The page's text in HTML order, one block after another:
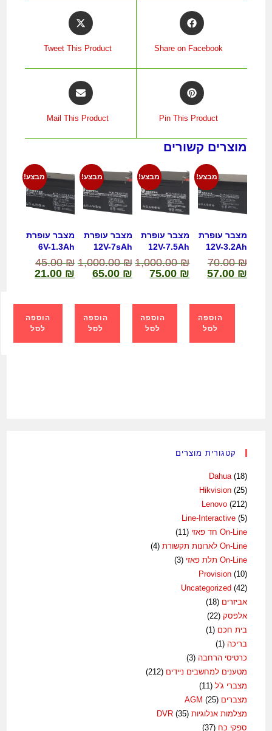
Share on Facebook
Tweet This Product
Pin This Product
Mail This Product
מוצרים קשורים
מבצע!
מצבר עופרת
12V-3.2Ah
70.00₪
57.00 ₪
הוספה
לסל
מבצע!
מצבר עופרת
12V-7.5Ah
1,000.00₪
75.00 ₪
הוספה
לסל
מבצע!
מצבר עופרת
12V-7sAh
1,000.00₪
65.00 ₪
הוספה
לסל
מבצע!
מצבר עופרת
6V-1.3Ah
45.00₪
21.00 ₪
הוספה
לסל
קטגורית מוצרים
Dahua (18)
Hikvision (25)
Lenovo (212)
Line-Interactive (5)
On-Line חד פאזי
(11)
On-Line לארונות תקשורת
(4)
On-Line תלת פאזי
(3)
Provision (10)
Uncategorized (42)
אביזרים (18)
אלפסק (22)
בית חכם (1)
בריכה (1)
כרטיסי הרחבה (3)
מטענים למחשבים ניידים (212)
מצברי ג'ל (11)
מצברים AGM(25)
מצלמות אנלוגיות DVR(35)
ספקי כח (37)